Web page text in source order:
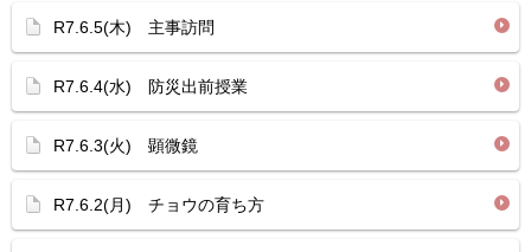
R7.6.5(木) 主事訪問
R7.6.4(水) 防災出前授業
R7.6.3(火) 顕微鏡
R7.6.2(月) チョウの育ち方